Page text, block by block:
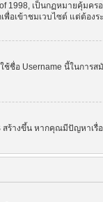
1998, เป็นกฏหมายคุ้ม
อเข้าชมเวบไซต์ แต่ต้อง
อ Username นี้ในการ
างขึ้น หากคุณมีปัญหาเรื่